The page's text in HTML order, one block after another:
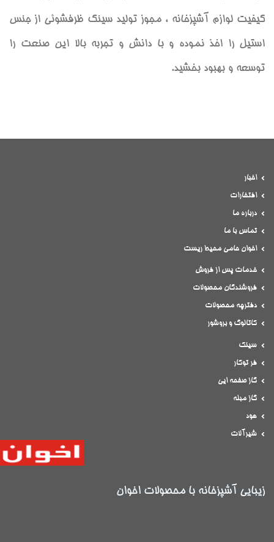
كيفيت لوازم آشپزخانه ، مجوز توليد سينك ظرفشوئي از جنس
استيل را اخذ نموده و با دانش و تجربه بالا اين صنعت را
توسعه و بهبود بخشيد.
اخبار
افتخارات
درباره ما
تماس با ما
اخوان حامی محیط ریست
خدمات پس از فروش
فروشندگان محصولات
دفترچه محصولات
کاتالوگ و بروشور
سینک
فر توکار
گاز صفحه ایی
گاز مبله
هود
شیرآلات
زیبایی آشپزخانه با محصولات اخوان